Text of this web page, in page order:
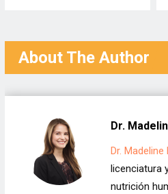
About The Author
Dr.
Dr. Madeline
licenciatura
nutrición